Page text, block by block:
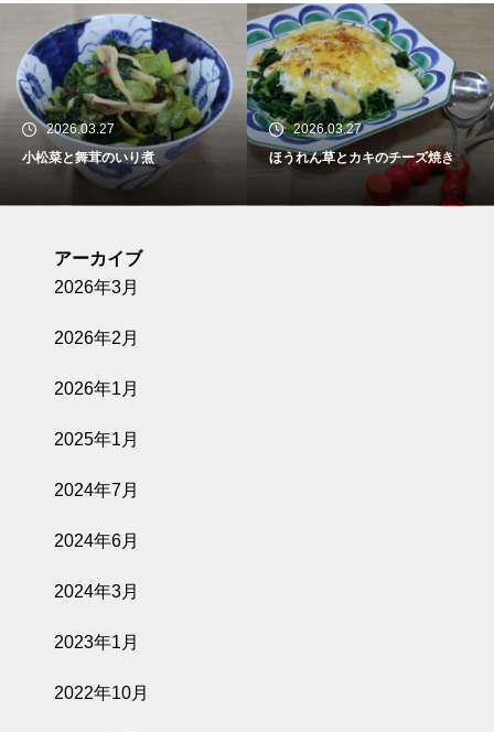
2026.03.27
小松菜と舞茸のいり煮
2026.03.27
ほうれん草とカキのチーズ焼き
アーカイブ
2026年3月
2026年2月
2026年1月
2025年1月
2024年7月
2024年6月
2024年3月
2023年1月
2022年10月